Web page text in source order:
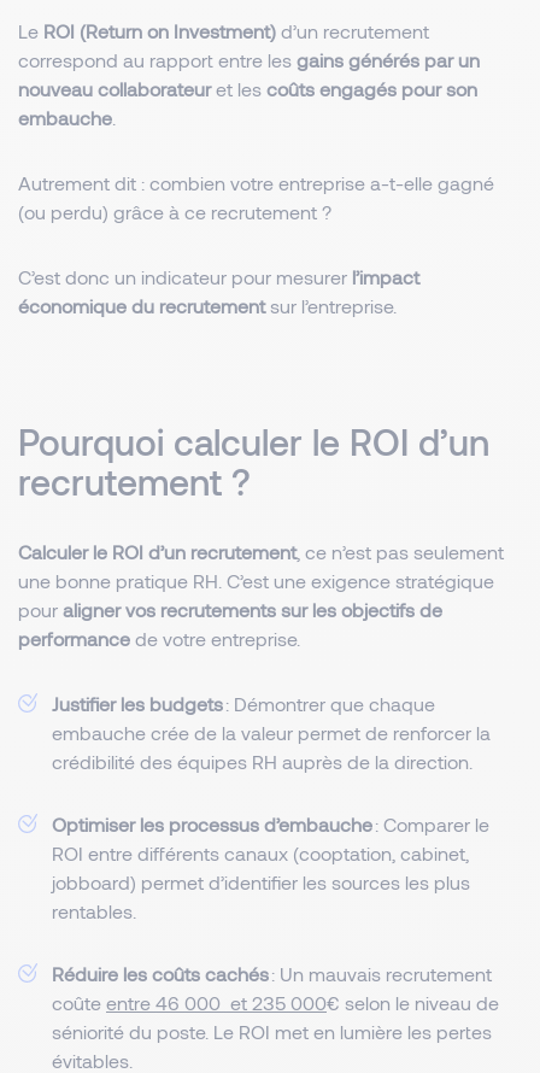
Le ROI (Return on Investment) d’un recrutement
correspond au rapport entre les gains générés par un
nouveau collaborateuret les coûts engagés pour son
embauche
Autrement dit : combien votre entreprise a-t-elle gagné
(ou perdu) grâce à ce recrutement ?
C’est donc un indicateur pour mesurer l’impact
économique du recrutementsur l’entreprise.
Pourquoi calculer le ROI d’un
recrutement ?
Calculer le ROI d’un recrutement, ce n’est pas seulement
une bonne pratique RH. C’est une exigence stratégique
pour aligner vos recrutements sur les objectifs de
performance de votre entreprise.
Justifier les budgets: Démontrer que chaque
embauche crée de la valeur permet de renforcer la
crédibilité des équipes RH auprès de la direction.
Optimiser les processus d’embauche: Comparer le
ROI entre différents canaux (cooptation, cabinet,
jobboard) permet d’identifier les sources les plus
rentables.
Réduire les coûts cachés: Un mauvais recrutement
coûte entre 46 000 et 235 000€ selon le niveau de
séniorité du poste. Le ROI met en lumière les pertes
évitables.